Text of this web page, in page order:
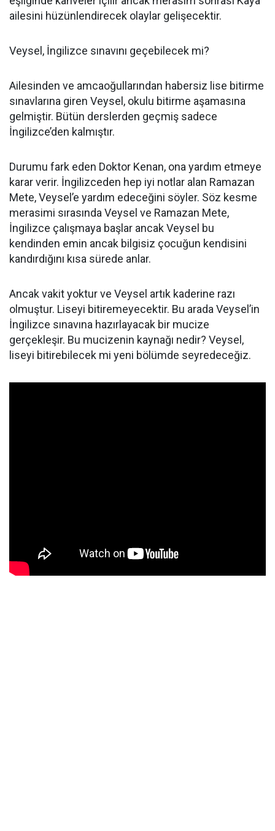
ailesini hüzünlendirecek olaylar gelişecektir.
Veysel, İngilizce sınavını geçebilecek mi?
Ailesinden ve amcaoğullarından habersiz lise bitirme
sınavlarına giren Veysel, okulu bitirme aşamasına
gelmiştir. Bütün derslerden geçmiş sadece
İngilizce’den kalmıştır.
Durumu fark eden Doktor Kenan, ona yardım etmeye
karar verir. İngilizceden hep iyi notlar alan Ramazan
Mete, Veysel’e yardım edeceğini söyler. Söz kesme
merasimi sırasında Veysel ve Ramazan Mete,
İngilizce çalışmaya başlar ancak Veysel bu
kendinden emin ancak bilgisiz çocuğun kendisini
kandırdığını kısa sürede anlar.
Ancak vakit yoktur ve Veysel artık kaderine razı
olmuştur. Liseyi bitiremeyecektir. Bu arada Veysel’in
İngilizce sınavına hazırlayacak bir mucize
gerçekleşir. Bu mucizenin kaynağı nedir? Veysel,
liseyi bitirebilecek mi yeni bölümde seyredeceğiz.